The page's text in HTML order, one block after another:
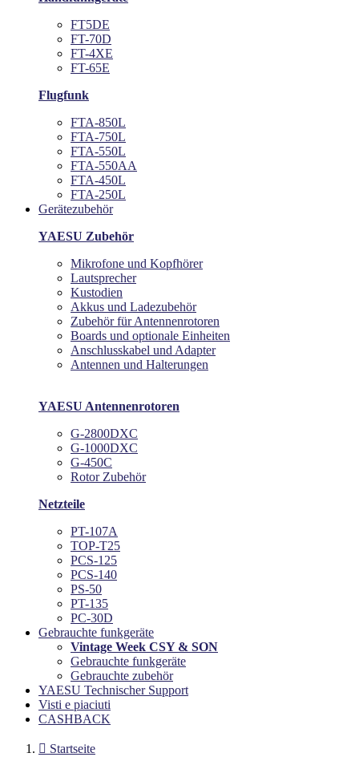
FT5DE
FT-70D
FT-4XE
FT-65E
Flugfunk
FTA-850L
FTA-750L
FTA-550L
FTA-550AA
FTA-450L
FTA-250L
Gerätezubehör
YAESU Zubehör
Mikrofone und Kopfhörer
Lautsprecher
Kustodien
Akkus und Ladezubehör
Zubehör für Antennenrotoren
Boards und optionale Einheiten
Anschlusskabel und Adapter
Antennen und Halterungen
YAESU Antennenrotoren
G-2800DXC
G-1000DXC
G-450C
Rotor Zubehör
Netzteile
PT-107A
TOP-T25
PCS-125
PCS-140
PS-50
PT-135
PC-30D
Gebrauchte funkgeräte
Vintage Week CSY & SON
Gebrauchte funkgeräte
Gebrauchte zubehör
YAESU Technischer Support
Visti e piaciuti
CASHBACK
 Startseite